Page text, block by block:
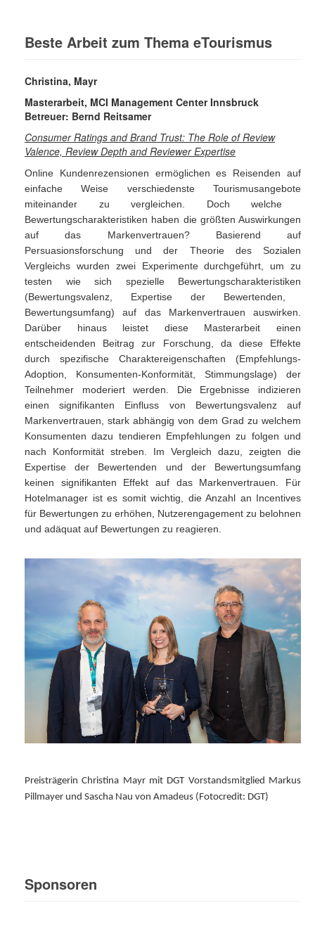
Beste Arbeit zum Thema eTourismus
Christina, Mayr
Masterarbeit, MCI Management Center Innsbruck
Betreuer: Bernd Reitsamer
Consumer Ratings and Brand Trust: The Role of Review
Valence, Review Depth and Reviewer Expertise
Online Kundenrezensionen ermöglichen es Reisenden
auf
einfache
Weise verschiedenste
Tourismusangebote
miteinander zu vergleichen. Doch welche
Bewertungscharakteristiken haben die größten Auswirkungen
auf das Markenvertrauen? Basierend auf
Persuasionsforschung und der Theorie des Sozialen
Vergleichs wurden zwei Experimente durchgeführt, um
zu
testen
wie sich spezielle
Bewertungscharakteristiken
(Bewertungsvalenz, Expertise der Bewertenden,
Bewertungsumfang) auf das Markenvertrauen auswirken.
Darüber hinausleistet diese Masterarbeit einen
entscheidenden Beitrag zur Forschung, da diese Effekte
durch spezifische Charaktereigenschaften (Empfehlungs-
Adoption, Konsumenten-Konformität, Stimmungslage) der
Teilnehmer moderiert werden. Die Ergebnisse indizieren
einen signifikanten Einfluss von Bewertungsvalenz auf
Markenvertrauen, stark abhängig von dem Grad zu welchem
Konsumenten dazu tendieren Empfehlungen zu folgen und
nach Konformität streben. Im Vergleich dazu, zeigten
die
Expertise
der Bewertenden und der
Bewertungsumfang
keinen
signifikanten Effekt auf das Markenvertrauen. Für
Hotelmanager ist es somit wichtig, die Anzahl an Incentives
für Bewertungen zu erhöhen, Nutzerengagement zu belohnen
und adäquat auf Bewertungen zu reagieren.
Preisträgerin Christina Mayr mit DGT Vorstandsmitglied Markus
Pillmayer und Sascha Nau von Amadeus (Fotocredit: DGT)
Sponsoren